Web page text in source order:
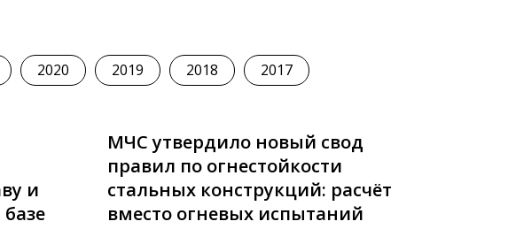
2020 2019 2018 2017
и
МЧС утвердило новый свод
правил по огнестойкости
стальных конструкций: расчёт
вместо огневых испытаний